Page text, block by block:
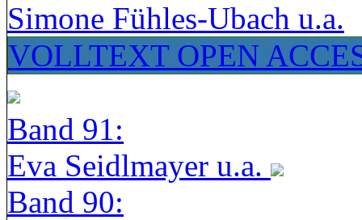
Simone Fühles-Ubach u.a.
VOLLTEXT OPEN
Band 91:
Eva Seidlmayer u.a.
Band 90: